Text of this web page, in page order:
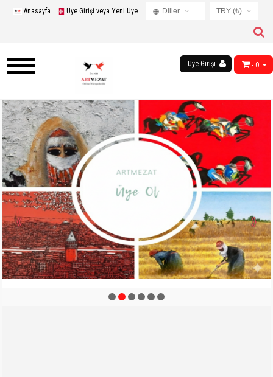
TRY (₺)
TRY (₺)
Diller
Russian
Germany
Arabic
Anasayfa Üye Girişi veya Yeni Üye
- 0
Üye Girişi
« »